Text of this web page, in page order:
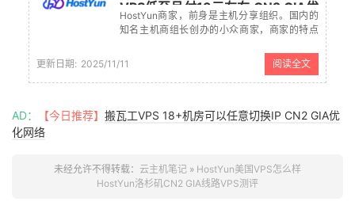
VPS低至月付13元左右 CN2 GIA优
化线路
HostYun商家，前身是主机分享组织。国内的
知名主机商组长创办的小众商家，商家的特点
于测试和学习用途。基于特别便宜，所以官方
也建议不要用于建站用途，可以用于入门学习
使用。 双十一八折优惠券： 从现在...
更新日期: 2025/11/11 阅读全文
AD： 【今日推荐】 搬瓦工VPS 18+机房可以任意切换IP CN2 GIA优
化网络
未经允许不得转载： 云主机笔记 » HostYun美国VPS怎么样
HostYun洛杉矶CN2 GIA线路VPS测评